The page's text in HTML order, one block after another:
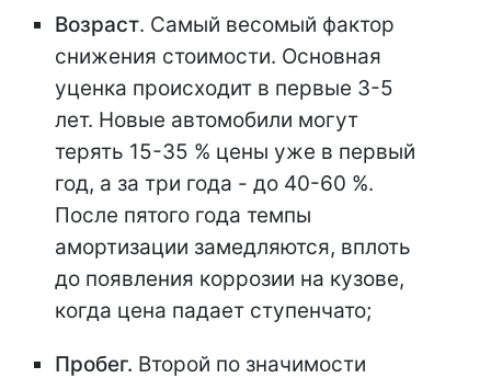
Возраст. Самый весомый фактор
снижения стоимости. Основная
уценка происходит в первые 3-5
лет. Новые автомобили могут
терять 15-35 % цены уже в первый
год, а за три года - до 40-60 %.
После пятого года темпы
амортизации замедляются, вплоть
до появления коррозии на кузове,
когда цена падает ступенчато;
Пробег. Второй по значимости